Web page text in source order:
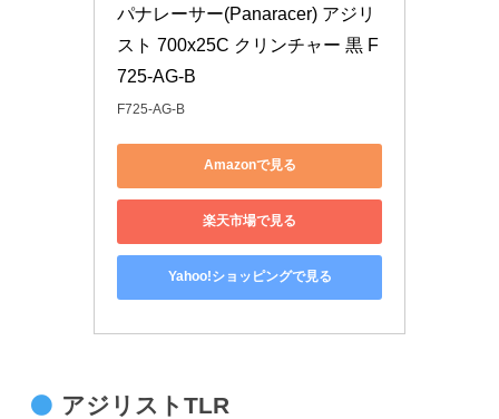
パナレーサー(Panaracer) アジリ
スト 700x25C クリンチャー 黒 F
725-AG-B
F725-AG-B
Amazonで見る
楽天市場で見る
Yahoo!ショッピングで見る
アジリストTLR